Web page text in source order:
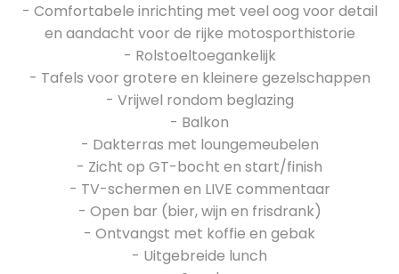
- Comfortabele inrichting met veel oog voor detail
en aandacht voor de rijke motosporthistorie
- Rolstoeltoegankelijk
- Tafels voor grotere en kleinere gezelschappen
- Vrijwel rondom beglazing
- Balkon
- Dakterras met loungemeubelen
- Zicht op GT-bocht en start/finish
- TV-schermen en LIVE commentaar
- Open bar (bier, wijn en frisdrank)
- Ontvangst met koffie en gebak
- Uitgebreide lunch